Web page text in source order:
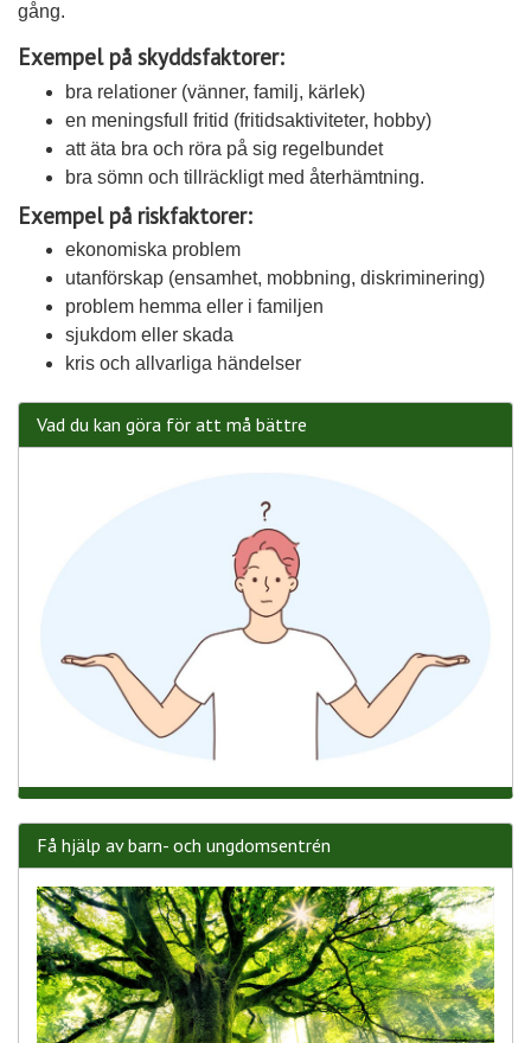
gång.
Exempel på skyddsfaktorer:
bra relationer (vänner, familj, kärlek)
en meningsfull fritid (fritidsaktiviteter, hobby)
att äta bra och röra på sig regelbundet
bra sömn och tillräckligt med återhämtning.
Exempel på riskfaktorer:
ekonomiska problem
utanförskap (ensamhet, mobbning, diskriminering)
problem hemma eller i familjen
sjukdom eller skada
kris och allvarliga händelser
Vad du kan göra för att må bättre
Få hjälp av barn- och ungdomsentrén